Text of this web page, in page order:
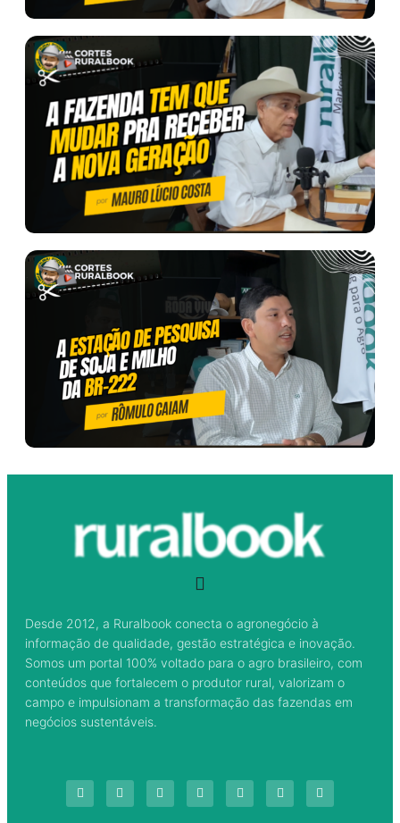
Desde 2012, a Ruralbook conecta o agronegócio à
informação de qualidade, gestão estratégica e inovação.
Somos um portal 100% voltado para o agro brasileiro, com
conteúdos que fortalecem o produtor rural, valorizam o
campo e impulsionam a transformação das fazendas em
negócios sustentáveis.